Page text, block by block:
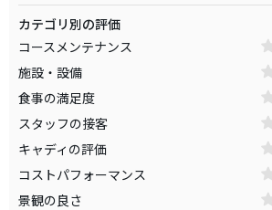
カテゴリ別の評価
コースメンテナンス
施設・設備
食事の満足度
スタッフの接客
キャディの評価
コストパフォーマンス
景観の良さ